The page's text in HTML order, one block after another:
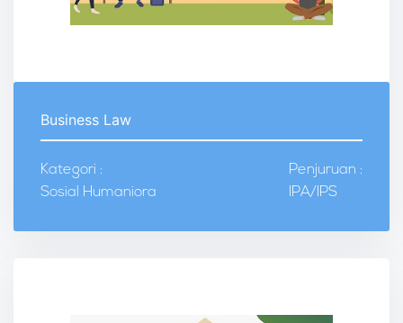
Business Law
Kategori :
Sosial Humaniora
Penjuruan :
IPA/IPS